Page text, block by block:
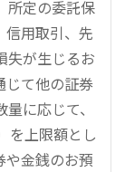
所定の委託保
信用取引、先
失が生じるお
じて他の証券
に応じて、
を上限額とし
や金銭のお預